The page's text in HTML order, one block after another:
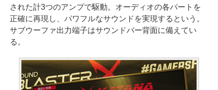
された計3つのアンプで駆動。オーディオの各パートを
正確に再現し、パワフルなサウンドを実現するという。
サブウーファ出力端子はサウンドバー背面に備えてい
る。